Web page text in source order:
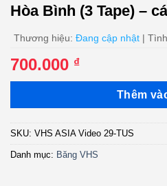
Hòa Bình (3 Tape) –
Thương hiệu: Đang cập nhật |
700.000 ₫
Thêm
SKU: VHS ASIA Video 29-TUS
Danh mục: Băng VHS